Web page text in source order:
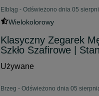
Elbląg - Odświeżono dnia 05
Wielokolorowy
Klasyczny Zegarek
Szkło Szafirowe |
Używane
Brzeg - Odświeżono dnia 05